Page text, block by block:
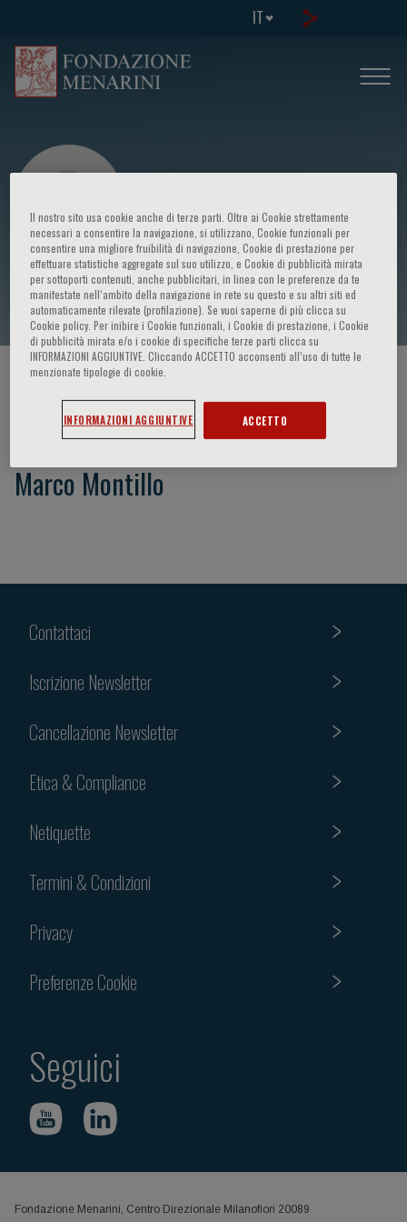
IT
Marco Montillo
HOME PAGE / CORSI ED EVENTI
Marco Montillo
Contattaci
Iscrizione Newsletter
Cancellazione Newsletter
Etica & Compliance
Netiquette
Termini & Condizioni
Privacy
Preferenze Cookie
Seguici
Fondazione Menarini, Centro Direzionale Milanofiori 20089
Il nostro sito usa cookie anche di terze parti. Oltre ai Cookie strettamente
necessari a consentire la navigazione, si utilizzano, Cookie funzionali per
consentire una migliore fruibilità di navigazione, Cookie di prestazione per
effettuare statistiche aggregate sul suo utilizzo, e Cookie di pubblicità mirata
per sottoporti contenuti, anche pubblicitari, in linea con le preferenze da te
manifestate nell‘ambito della navigazione in rete su questo e su altri siti ed
automaticamente rilevate (profilazione). Se vuoi saperne di più clicca su
Cookie policy. Per inibire i Cookie funzionali, i Cookie di prestazione, i Cookie
di pubblicità mirata e/o i cookie di specifiche terze parti clicca su
INFORMAZIONI AGGIUNTIVE. Cliccando ACCETTO acconsenti all’uso di tutte le
menzionate tipologie di cookie.
INFORMAZIONI AGGIUNTIVE ACCETTO